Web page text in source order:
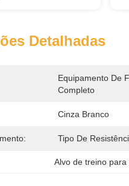
Detalhadas
Equipamento De
Completo
Cinza Branco
Tipo De
Alvo de treino